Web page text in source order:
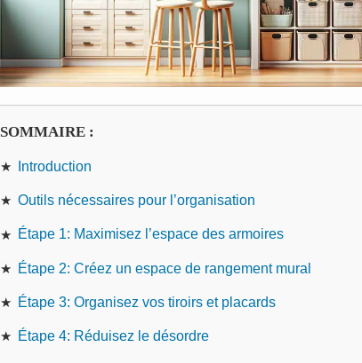
SOMMAIRE :
Introduction
Outils nécessaires pour l’organisation
Étape 1: Maximisez l’espace des armoires
Étape 2: Créez un espace de rangement mural
Étape 3: Organisez vos tiroirs et placards
Étape 4: Réduisez le désordre